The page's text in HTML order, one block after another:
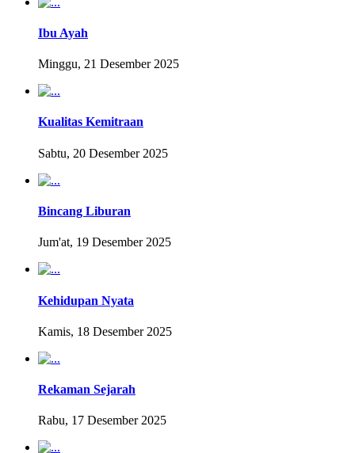
Ibu Ayah
Minggu, 21 Desember 2025
Kualitas Kemitraan
Sabtu, 20 Desember 2025
Bincang Liburan
Jum'at, 19 Desember 2025
Kehidupan Nyata
Kamis, 18 Desember 2025
Rekaman Sejarah
Rabu, 17 Desember 2025